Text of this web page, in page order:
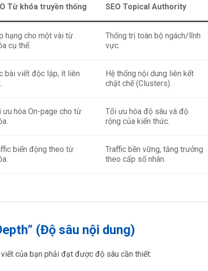
Từ khóa truyền thống SEO Topical Authority
hạng cho một vài từ
cụ thể.
Thống trị toàn bộ ngách/lĩnh
vực.
bài viết độc lập, ít liên
Hệ thống nội dung liên kết
chặt chẽ (Clusters).
ưu hóa On-page cho từ
Tối ưu hóa độ sâu và độ
rộng của kiến thức.
biến động theo từ
Traffic bền vững, tăng trưởng
theo cấp số nhân.
(Độ sâu nội dung)
của bạn phải đạt được độ sâu cần thiết: